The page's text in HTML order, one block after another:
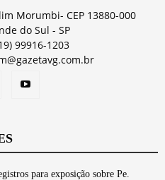
Morumbi- CEP 13880-000
do Sul - SP
99916-1203
para exposição sobre Pe.